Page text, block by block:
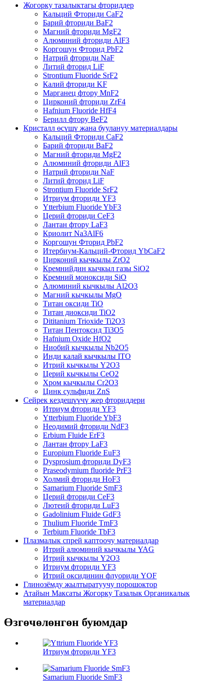
Жогорку тазалыктагы фториддер
Кальций Фториди CaF2
Барий фториди BaF2
Магний фториди MgF2
Алюминий фториди AlF3
Коргошун Фторид PbF2
Натрий фториди NaF
Литий фторид LiF
Strontium Fluoride SrF2
Калий фториди KF
Марганец фтору MnF2
Цирконий фториди ZrF4
Hafnium Fluoride HfF4
Берилл фтору BeF2
Кристалл өсүшү жана буулануу материалдары
Кальций Фториди CaF2
Барий фториди BaF2
Магний фториди MgF2
Алюминий фториди AlF3
Натрий фториди NaF
Литий фторид LiF
Strontium Fluoride SrF2
Итриум фториди YF3
Ytterbium Fluoride YbF3
Церий фториди CeF3
Лантан фтору LaF3
Криолит Na3AlF6
Коргошун Фторид PbF2
Итербиум-Кальций-Фторид YbCaF2
Цирконий кычкылы ZrO2
Кремнийдин кычкыл газы SiO2
Кремний моноксиди SiO
Алюминий кычкылы Al2O3
Магний кычкылы MgO
Титан оксиди TiO
Титан диоксиди TiO2
Dititanium Trioxide Ti2O3
Титан Пентоксид Ti3O5
Hafnium Oxide HfO2
Ниобий кычкылы Nb2O5
Инди калай кычкылы ITO
Итрий кычкылы Y2O3
Церий кычкылы CeO2
Хром кычкылы Cr2O3
Цинк сульфиди ZnS
Сейрек кездешүүчү жер фториддери
Итриум фториди YF3
Ytterbium Fluoride YbF3
Неодимий фториди NdF3
Erbium Fluide ErF3
Лантан фтору LaF3
Europium Fluoride EuF3
Dysprosium фториди DyF3
Praseodymium fluoride PrF3
Холмий фториди HoF3
Samarium Fluoride SmF3
Церий фториди CeF3
Лютеий фториди LuF3
Gadolinium Fluide GdF3
Thulium Fluoride TmF3
Terbium Fluoride TbF3
Плазмалык спрей каптоочу материалдар
Итрий алюминий кычкылы YAG
Итрий кычкылы Y2O3
Итриум фториди YF3
Итрий оксидинин флуориди YOF
Глинозёмду жылтыратуучу порошоктор
Атайын Максаты Жогорку Тазалык Органикалык
материалдар
Өзгөчөлөнгөн буюмдар
Итриум фториди YF3
Samarium Fluoride SmF3